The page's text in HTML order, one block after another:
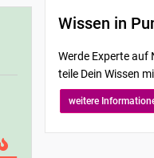
Wissen in
Werde Experte auf
teile Dein Wissen
weitere